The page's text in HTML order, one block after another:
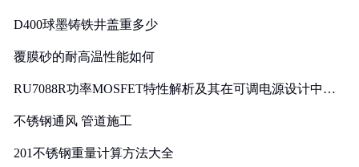
D400球墨铸铁井盖重多少
覆膜砂的耐高温性能如何
RU7088R功率MOSFET特性解析及其在可调电源设计中的
不锈钢通风 管道施工
201不锈钢重量计算方法大全